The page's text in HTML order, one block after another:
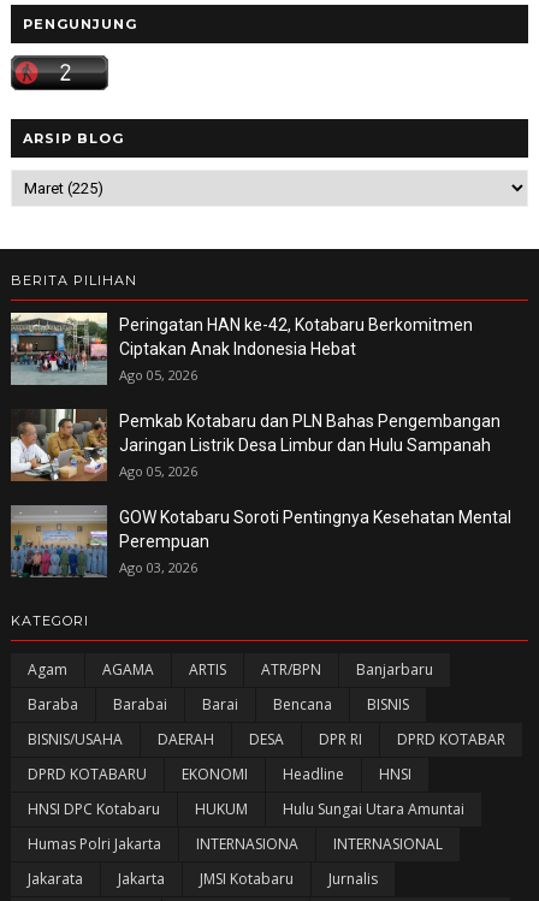
PENGUNJUNG
ARSIP BLOG
BERITA PILIHAN
Peringatan HAN ke-42, Kotabaru Berkomitmen
Ciptakan Anak Indonesia Hebat
Ago 05, 2026
Pemkab Kotabaru dan PLN Bahas Pengembangan
Jaringan Listrik Desa Limbur dan Hulu Sampanah
Ago 05, 2026
GOW Kotabaru Soroti Pentingnya Kesehatan Mental
Perempuan
Ago 03, 2026
KATEGORI
Agam AGAMA ARTIS ATR/BPN
Banjarbaru
Baraba
Barabai Barai Bencana
BISNIS
BISNIS/USAHA
DAERAH DESA DPR RI
DPRD KOTABAR
DPRD KOTABARU
EKONOMI Headline
HNSI
HNSI DPC Kotabaru
HUKUM
Hulu Sungai Utara Amuntai
Humas Polri Jakarta
INTERNASIONA
INTERNASIONAL
Jakarata
Jakarta JMSI Kotabaru
Jurnalis